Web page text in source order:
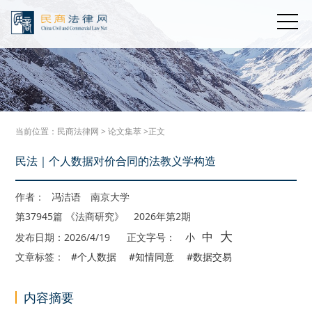
当前位置： 民商法律网 >论文集萃>正文
民法｜个人数据对价合同的法教义学构造
作者： 冯洁语 南京大学
第37945篇 《法商研究》 2026年第2期
发布日期：2026/4/19
正文字号： 小 中 大
文章标签： #个人数据 #知情同意 #数据交易
内容摘要